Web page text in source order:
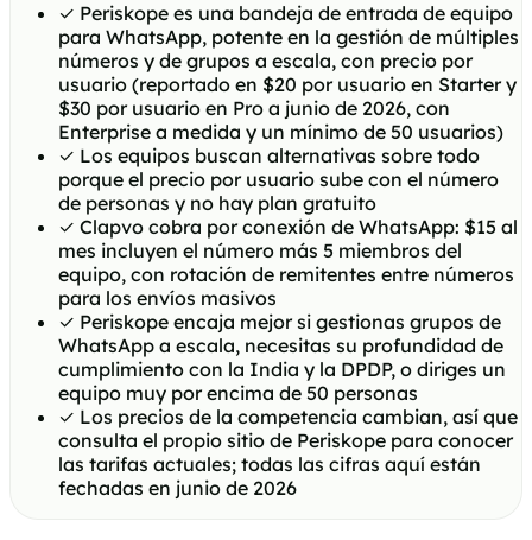
✓ Periskope es una bandeja de entrada de equipo
para WhatsApp, potente en la gestión de múltiples
números y de grupos a escala, con precio por
usuario (reportado en $20 por usuario en Starter y
$30 por usuario en Pro a junio de 2026, con
Enterprise a medida y un mínimo de 50 usuarios)
✓ Los equipos buscan alternativas sobre todo
porque el precio por usuario sube con el número
de personas y no hay plan gratuito
✓ Clapvo cobra por conexión de WhatsApp: $15 al
mes incluyen el número más 5 miembros del
equipo, con rotación de remitentes entre números
para los envíos masivos
✓ Periskope encaja mejor si gestionas grupos de
WhatsApp a escala, necesitas su profundidad de
cumplimiento con la India y la DPDP, o diriges un
equipo muy por encima de 50 personas
✓ Los precios de la competencia cambian, así que
consulta el propio sitio de Periskope para conocer
las tarifas actuales; todas las cifras aquí están
fechadas en junio de 2026